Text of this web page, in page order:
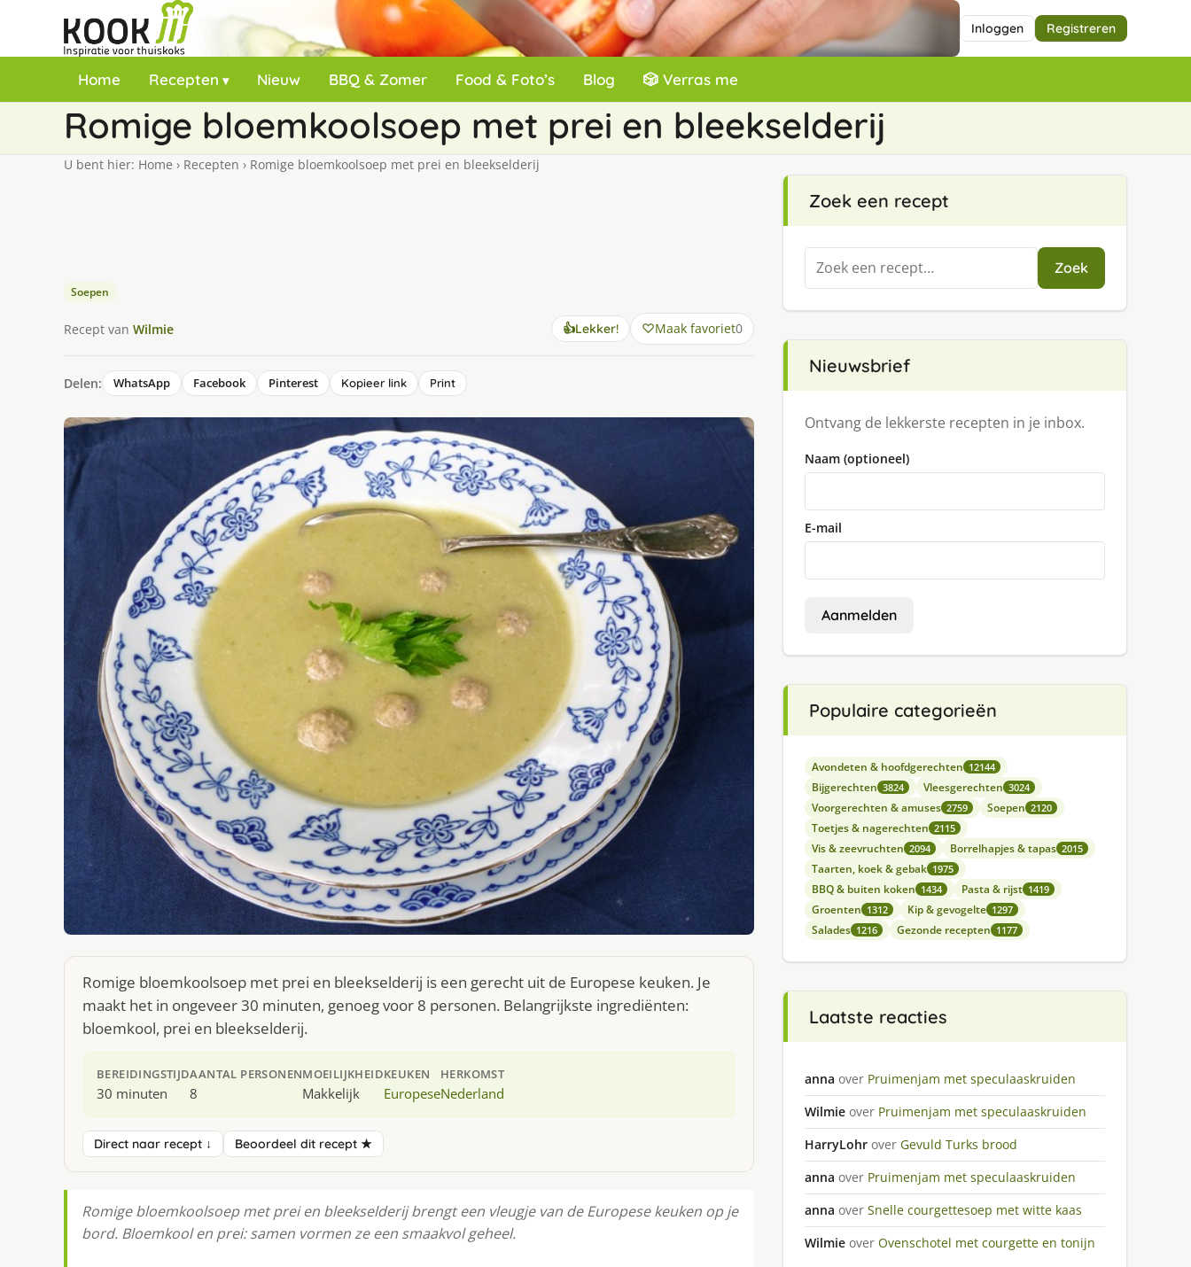
Inloggen Registreren
Home Recepten Nieuw BBQ & Zomer Food & Foto’s Blog 🎲 Verras me
Romige bloemkoolsoep met prei en bleekselderij
U bent hier: Home › Recepten › Romige bloemkoolsoep met prei en bleekselderij
Soepen
Recept van Wilmie 👍Lekker! Maak favoriet0
Delen: WhatsApp Facebook Pinterest Kopieer link Print
Romige bloemkoolsoep met prei en bleekselderij is een gerecht uit de Europese keuken. Je
maakt het in ongeveer 30 minuten, genoeg voor 8 personen. Belangrijkste ingrediënten:
bloemkool, prei en bleekselderij.
BEREIDINGSTIJD
30 minuten
AANTAL PERSONEN
8
MOEILIJKHEID
Makkelijk
KEUKEN
Europese
HERKOMST
Nederland
Direct naar recept ↓ Beoordeel dit recept ★
Romige bloemkoolsoep met prei en bleekselderij brengt een vleugje van de Europese keuken op je
bord. Bloemkool en prei: samen vormen ze een smaakvol geheel.
Zoek een recept
Zoeken
naar:
Zoek
Nieuwsbrief
Ontvang de lekkerste recepten in je inbox.
Naam (optioneel)
E-mail
Aanmelden
Populaire categorieën
Avondeten & hoofdgerechten 12144
Bijgerechten 3824 Vleesgerechten 3024
Voorgerechten & amuses 2759 Soepen 2120
Toetjes & nagerechten 2115
Vis & zeevruchten 2094 Borrelhapjes & tapas 2015
Taarten, koek & gebak 1975
BBQ & buiten koken 1434 Pasta & rijst 1419
Groenten 1312 Kip & gevogelte 1297
Salades 1216 Gezonde recepten 1177
Laatste reacties
anna over Pruimenjam met speculaaskruiden
Wilmie over Pruimenjam met speculaaskruiden
HarryLohr over Gevuld Turks brood
anna over Pruimenjam met speculaaskruiden
anna over Snelle courgettesoep met witte kaas
Wilmie over Ovenschotel met courgette en tonijn